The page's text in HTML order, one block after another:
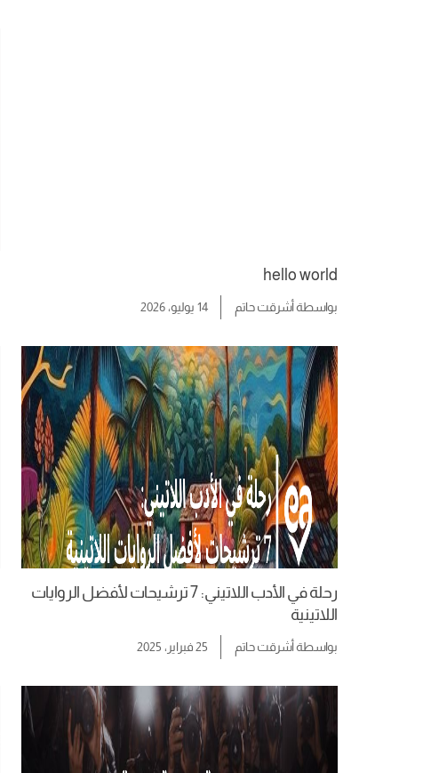
hello world
بواسطةأشرقت حاتم 14 يوليو، 2026
رحلة في الأدب اللاتيني: 7 ترشيحات لأفضل الروايات
اللاتينية
بواسطةأشرقت حاتم 25 فبراير، 2025